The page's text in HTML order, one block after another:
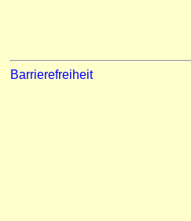
Barrierefreiheit